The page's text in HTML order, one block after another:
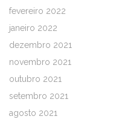
fevereiro 2022
janeiro 2022
dezembro 2021
novembro 2021
outubro 2021
setembro 2021
agosto 2021